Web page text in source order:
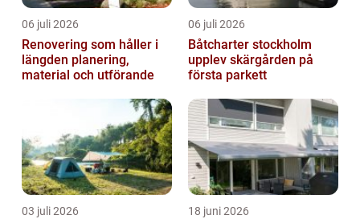
06 juli 2026
Renovering som håller i
längden planering,
material och utförande
06 juli 2026
Båtcharter stockholm
upplev skärgården på
första parkett
03 juli 2026 18 juni 2026